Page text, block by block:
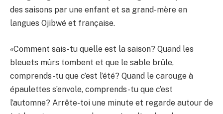
des saisons par une enfant et sa grand-mère en
langues Ojibwé et française.
«Comment sais-tu quelle est la saison? Quand les
bleuets mûrs tombent et que le sable brûle,
comprends-tu que c’est l’été? Quand le carouge à
épaulettes s’envole, comprends-tu que c’est
l’automne? Arrête-toi une minute et regarde autour de